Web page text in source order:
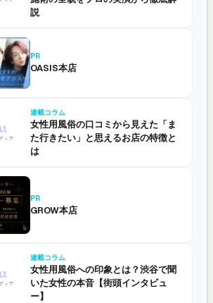
説
PR
OASIS本店
連載コラム
女性用風俗の口コミから見えた「ま
た行きたい」と思えるお店の特徴と
は
PR
GROW本店
連載コラム
女性用風俗への印象とは？渋谷で聞
いた女性の本音【街頭インタビュ
ー】